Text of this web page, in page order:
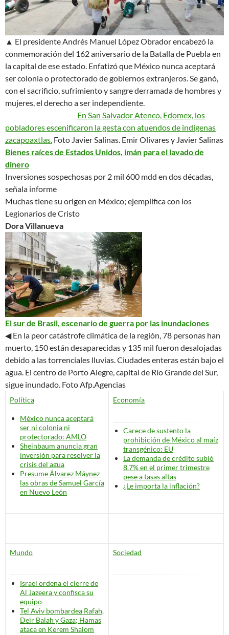
▲ El presidente Andrés Manuel López Obrador encabezó la
conmemoración del 162 aniversario de la Batalla de Puebla en
la capital de ese estado. Enfatizó que México nunca aceptará
ser colonia o protectorado de gobiernos extranjeros.Se ganó,
con el sacrificio, sufrimiento y sangre derramada de hombres y
mujeres, el derecho a ser independiente.
En San Salvador Atenco, Edomex, los
pobladores escenificaron la gesta con atuendos de indígenas
zacapoaxtlas. Foto Javier Salinas. Emir Olivares y Javier Salinas
Bienes raíces de Estados Unidos, imán para el lavado de
dinero
Inversiones sospechosas por 2 mil 600 mdd en dos décadas,
señala informe
Muchas tiene su origen en México; ejemplifica con los
Legionarios de Cristo
Dora Villanueva
El sur de Brasil, escenario de guerra por las inundaciones
◀ En la peor catástrofe climática de la región, 78 personas han
muerto, 150 están desaparecidas y 135 mil fueron desalojadas
debido a las torrenciales lluvias. Ciudades enteras están bajo el
agua. El centro de Porto Alegre, capital de Río Grande del Sur,
sigue inundado. Foto Afp.Agencias
Política
México nunca aceptará
ser ni colonia ni
protectorado: AMLO
Sheinbaum anuncia gran
inversión para resolver la
crisis del agua
Presume Álvarez Máynez
las obras de Samuel García
en Nuevo León
Economía
Carece de sustento la
prohibición de México al maíz
transgénico: EU
La demanda de crédito subió
8.7% en el primer trimestre
pese a tasas altas
¿Le importa la inflación?
Mundo
Israel ordena el cierre de
Al Jazeera y confisca su
equipo
Tel Aviv bombardea Rafah,
Deir Balah y Gaza; Hamas
ataca en Kerem Shalom
Sociedad